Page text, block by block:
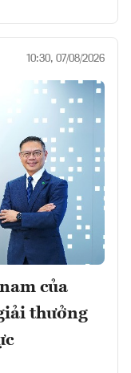
10:30, 07/08/2026
của
thưởng